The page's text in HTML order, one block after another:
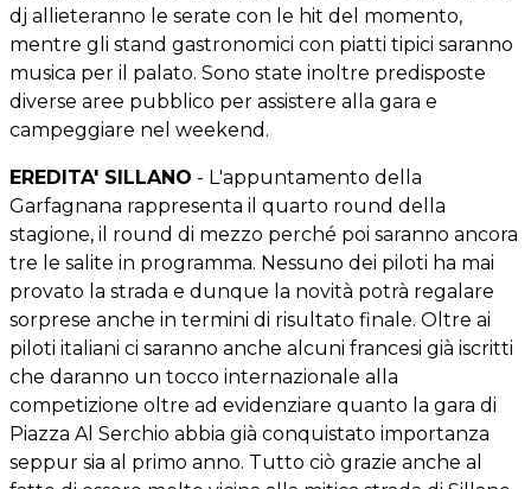
dj allieteranno le serate con le hit del momento,
mentre gli stand gastronomici con piatti tipici saranno
musica per il palato. Sono state inoltre predisposte
diverse aree pubblico per assistere alla gara e
campeggiare nel weekend.
EREDITA' SILLANO - L'appuntamento della
Garfagnana rappresenta il quarto round della
stagione, il round di mezzo perché poi saranno ancora
tre le salite in programma. Nessuno dei piloti ha mai
provato la strada e dunque la novità potrà regalare
sorprese anche in termini di risultato finale. Oltre ai
piloti italiani ci saranno anche alcuni francesi già iscritti
che daranno un tocco internazionale alla
competizione oltre ad evidenziare quanto la gara di
Piazza Al Serchio abbia già conquistato importanza
seppur sia al primo anno. Tutto ciò grazie anche al